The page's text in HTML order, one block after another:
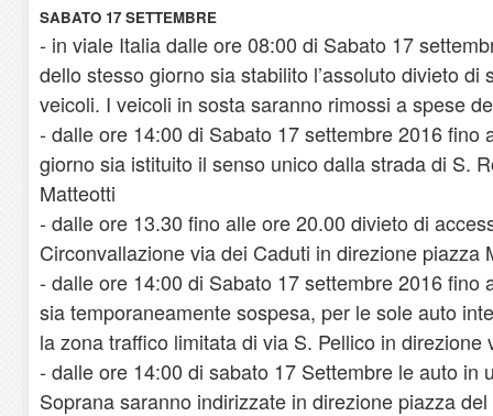
SABATO 17 SETTEMBRE
- in viale Italia dalle ore 08:00 di Sabato 17
dello stesso giorno sia stabilito l’assoluto divieto di
veicoli. I veicoli in sosta saranno rimossi a spese
- dalle ore 14:00 di Sabato 17 settembre 2016 fino
giorno sia istituito il senso unico dalla strada di S.
Matteotti
- dalle ore 13.30 fino alle ore 20.00 divieto di
Circonvallazione via dei Caduti in direzione piazza
- dalle ore 14:00 di Sabato 17 settembre 2016 fino
sia temporaneamente sospesa, per le sole auto
la zona traffico limitata di via S. Pellico in direzione
- dalle ore 14:00 di sabato 17 Settembre le auto in
Soprana saranno indirizzate in direzione piazza